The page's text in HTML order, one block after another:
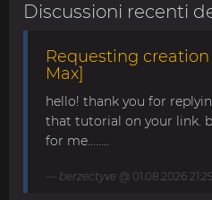
Discussioni recenti
Requesting
Max]
hello! thank you for
that tutorial on your link.
for me........
berzectyve @ 01.08.2026